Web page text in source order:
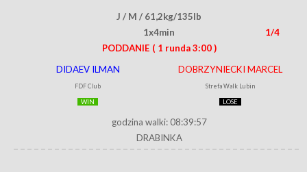
J / M / 61,2kg/135lb
1x4min
1/4
PODDANIE ( 1 runda 3:00 )
DIDAEV ILMAN
FDF Club
WIN
DOBRZYNIECKI MARCEL
Strefa Walk Lubin
LOSE
godzina walki: 08:39:57
DRABINKA